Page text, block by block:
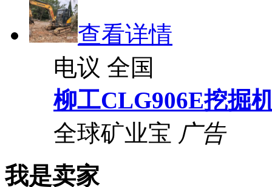
查看详情
电议 全国
柳工CLG906E挖掘
全球矿业宝 广告
我是卖家